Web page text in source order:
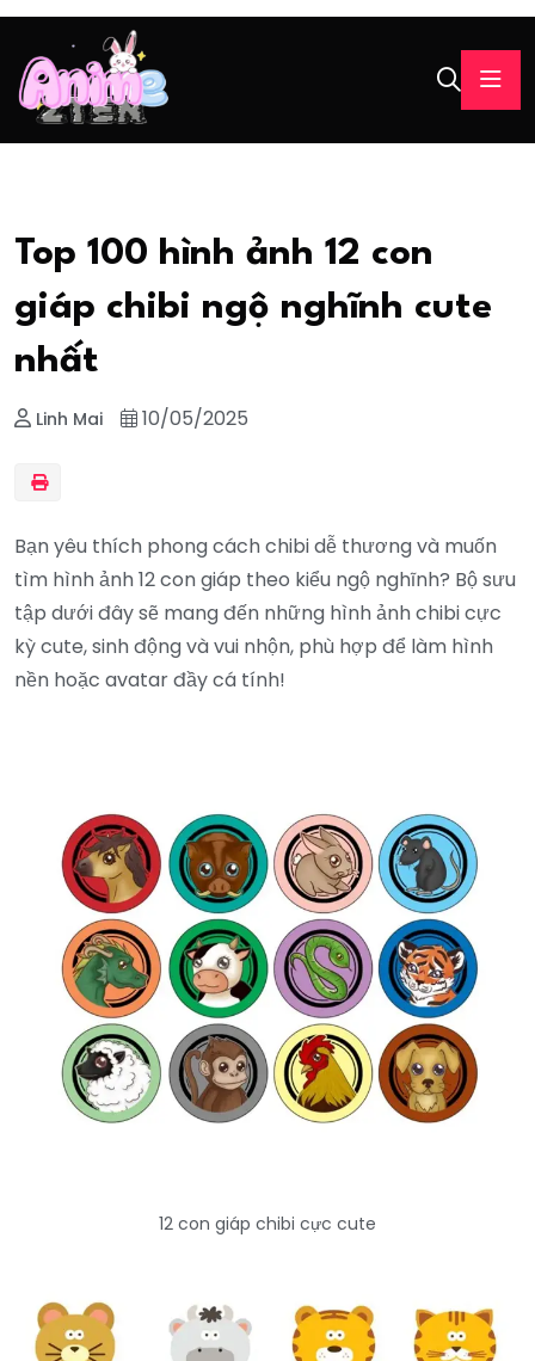
Top 100 hình ảnh 12 con
giáp chibi ngộ nghĩnh cute
nhất
Linh Mai 10/05/2025
Bạn yêu thích phong cách chibi dễ thương và muốn
tìm hình ảnh 12 con giáp theo kiểu ngộ nghĩnh? Bộ sưu
tập dưới đây sẽ mang đến những hình ảnh chibi cực
kỳ cute, sinh động và vui nhộn, phù hợp để làm hình
nền hoặc avatar đầy cá tính!
12 con giáp chibi cực cute